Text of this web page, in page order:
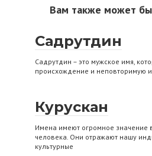
Вам также может
Садрутдин
Садрутдин – это мужское имя,
происхождение и неповторимую
Курускан
Имена имеют огромное значение
человека. Они отражают нашу
культурные